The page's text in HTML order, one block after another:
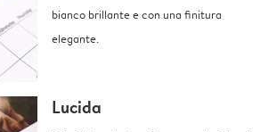
bianco brillante e con una finitura
elegante.
Lucida